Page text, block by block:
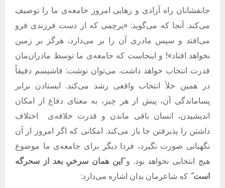
جانفشانان راه آزادی و رهایی امروز جامعه‌ی ما را توصیف
می‌کند. آنجا که می‌گوید: «پرچمی که از دست فرزندی فرو
می‌افتد و سپس مادری آن را بر می‌دارد، هرگز بر زمین
نخواهد افتاد»! و اینجاست که جامعه‌ی ما توسط مادران‌مان
قدرت انتخاب خواهد داشت. می‌توان نوشت: فاشیسم دقیقاً
در همین خلأ انتخاب واقعی رشد می‌کند. ایستادن برابر
پساماندگی آن، پیش از هر چیز، به معنای دفاع از امکان
اندیشیدن، انسان باقی ماندن و قدرت خلاقه‌ی
اختلاف
‌داشتن را پذیرفتن جا باز می‌کند. امکانی که اگر امروز از آن
نگهبانی صورت نگیرد، فردا دیگر برای جامعه‌ی ما موضوع
هیچ انتخابی نخواهد بود. و”این همان سرخیِ بعد از
سحرگه
است” که شاعرمان بدان اشاره می‌دارد: